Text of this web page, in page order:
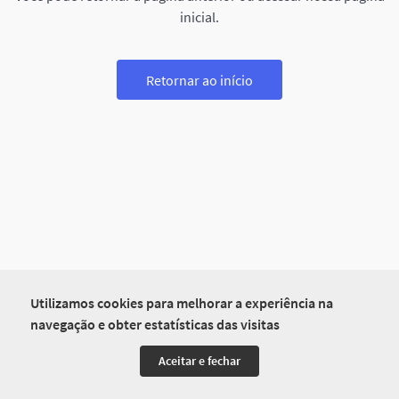
Utilizamos cookies para melhorar a experiência na
navegação e obter estatísticas das visitas
Aceitar e fechar
inicial.
Retornar ao início